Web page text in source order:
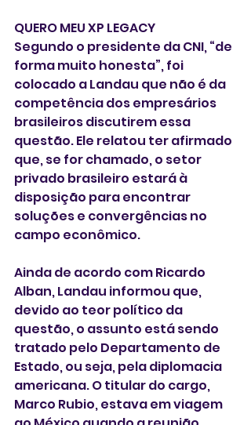
QUERO MEU XP LEGACY
Segundo o presidente da CNI, “de
forma muito honesta”, foi
colocado a Landau que não é da
competência dos empresários
brasileiros discutirem essa
questão. Ele relatou ter afirmado
que, se for chamado, o setor
privado brasileiro estará à
disposição para encontrar
soluções e convergências no
campo econômico.
Ainda de acordo com Ricardo
Alban, Landau informou que,
devido ao teor político da
questão, o assunto está sendo
tratado pelo Departamento de
Estado, ou seja, pela diplomacia
americana. O titular do cargo,
Marco Rubio, estava em viagem